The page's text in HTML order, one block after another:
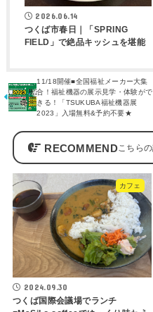
2026.06.14
つくば市春日｜「SPRING
FIELD」で絶品キッシュを堪能
11/18開催■全国福祉メーカー大集
合！福祉機器の展示見学・体験がで
きる！「TSUKUBA福祉機器展
2023」入場無料&予約不要★
RECOMMEND
カフェ
2024.09.30
つくば国際会議場でランチ